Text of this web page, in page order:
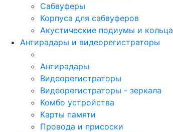
Сабвуферы
Корпуса для сабвуферов
Акустические подиумы и кольца
Антирадары и видеорегистраторы
Антирадары
Видеорегистраторы
Видеорегистраторы - зеркала
Комбо устройства
Карты памяти
Провода и присоски